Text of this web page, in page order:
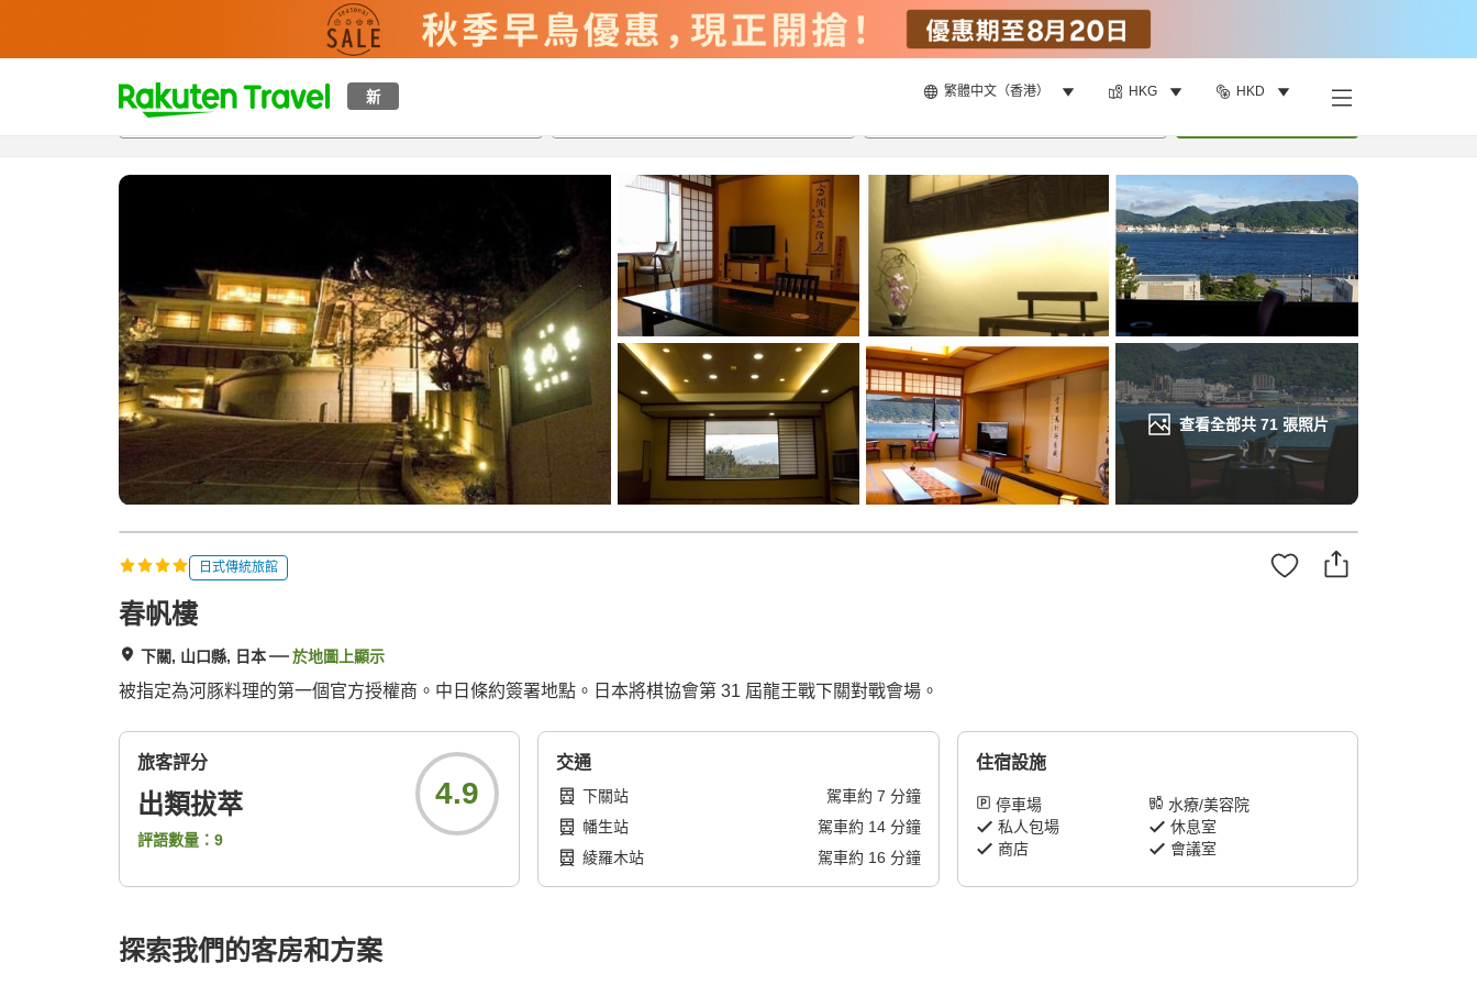
新 繁體中文（香港） HKG HKD
t
p
a
e
a
r
c
h
查看全部共 71張照片
概覽房間及住宿方案 評價特色設施
日式傳統旅館
春帆樓
下關, 山口縣, 日本 於地圖上顯示
被指定為河豚料理的第一個官方授權商。中日條約簽署地點。日本將棋協會第 31 屆龍王戰下關對戰會場。
旅客評分
出類拔萃
評語數量： 9
4.9
交通
下關站 駕車約 7 分鐘
幡生站
駕車約 14分鐘
綾羅木站
駕車約 16 分鐘
住宿設施
停車場
水療/美容院
私人包場
休息室
商店
會議室
探索我們的客房和方案